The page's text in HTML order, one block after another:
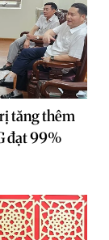
tăng thêm
đạt 99%